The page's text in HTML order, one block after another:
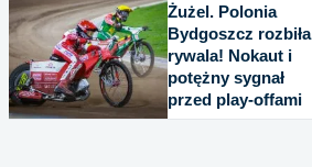
Żużel. Polonia
Bydgoszcz rozbiła
rywala! Nokaut i
potężny sygnał
przed play-offami